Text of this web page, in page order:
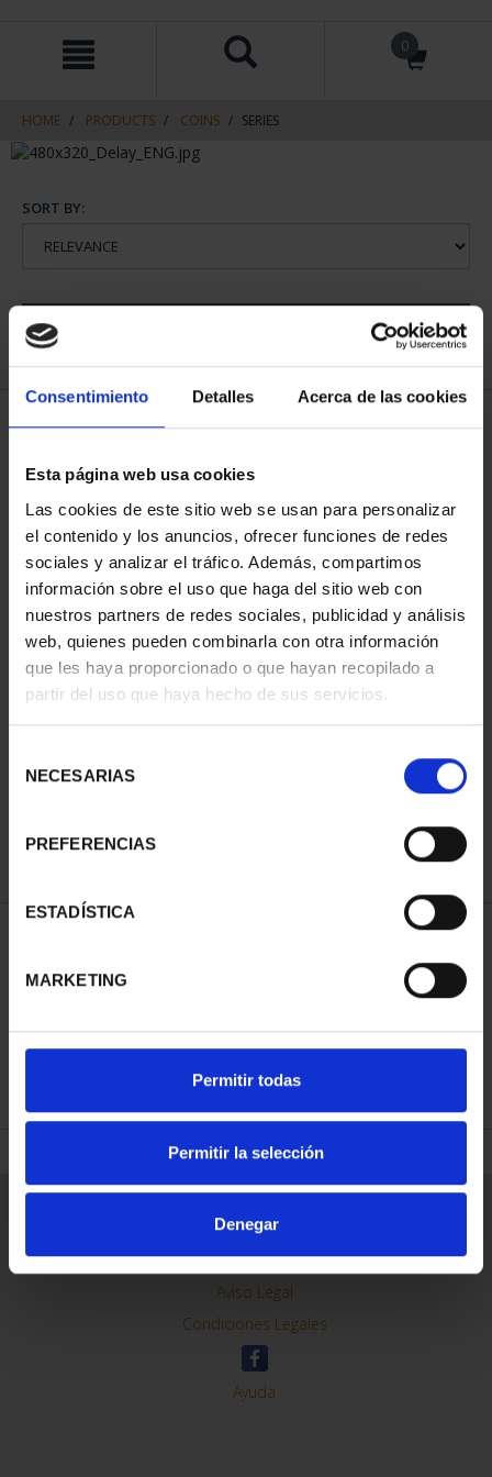
Consentimiento Detalles Acerca de las cookies
Esta página web usa cookies
Las cookies de este sitio web se usan para personalizar
el contenido y los anuncios, ofrecer funciones de redes
sociales y analizar el tráfico. Además, compartimos
información sobre el uso que haga del sitio web con
nuestros partners de redes sociales, publicidad y análisis
web, quienes pueden combinarla con otra información
que les haya proporcionado o que hayan recopilado a
partir del uso que haya hecho de sus servicios.
NECESARIAS
PREFERENCIAS
ESTADÍSTICA
MARKETING
Permitir todas
Permitir la selección
Denegar
navigation
0
HOME PRODUCTS COINS SERIES
SORT BY:
1 Products found
€3,796.00
REFINE
Contacto
Preguntas Frequentes (FAQs)
Aviso Legal
Condiciones Legales
Ayuda